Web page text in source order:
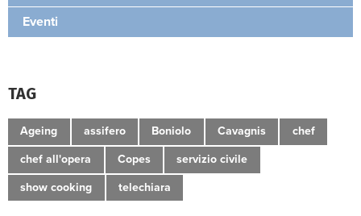
Eventi
TAG
Ageing assifero Boniolo Cavagnis chef
chef all'opera Copes servizio civile
show cooking telechiara